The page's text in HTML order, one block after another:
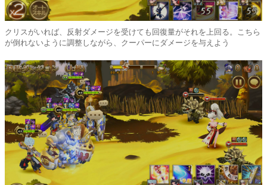
クリスがいれば、反射ダメージを受けても回復量がそれを上回る。こちら
が倒れないように調整しながら、クーパーにダメージを与えよう